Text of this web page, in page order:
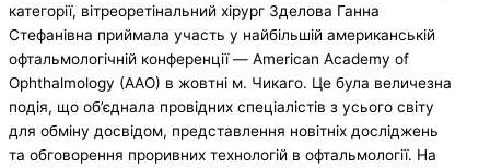
категорії, вітреоретінальний хірург Зделова Ганна
Стефанівна приймала участь у найбільшій американській
офтальмологічній конференції — American Academy of
Ophthalmology (AAO) в жовтні м. Чикаго. Це була величезна
подія, що об’єднала провідних спеціалістів з усього світу
для обміну досвідом, представлення новітніх досліджень
та обговорення проривних технологій в офтальмології. На